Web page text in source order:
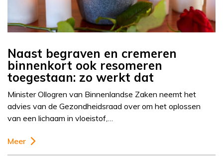
Naast begraven en cremeren
binnenkort ook resomeren
toegestaan: zo werkt dat
Minister Ollogren van Binnenlandse Zaken neemt het
advies van de Gezondheidsraad over om het oplossen
van een lichaam in vloeistof,…
Meer